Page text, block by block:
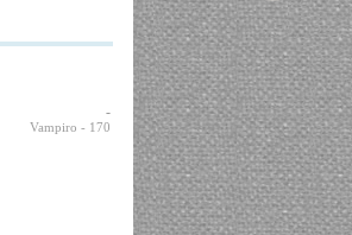
-
Vampiro - 170